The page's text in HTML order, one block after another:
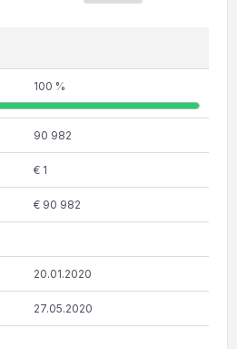
100 %
90 982
€ 1
€ 90 982
20.01.2020
27.05.2020